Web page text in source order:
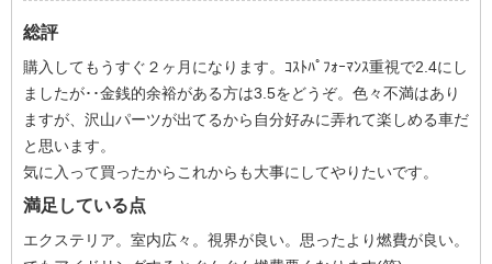
総評
購入してもうすぐ２ヶ月になります。ｺｽﾄﾊﾟﾌｫｰﾏﾝｽ重視で2.4にし
ましたが･･金銭的余裕がある方は3.5をどうぞ。色々不満はあり
ますが、沢山パーツが出てるから自分好みに弄れて楽しめる車だ
と思います。
気に入って買ったからこれからも大事にしてやりたいです。
満足している点
エクステリア。室内広々。視界が良い。思ったより燃費が良い。